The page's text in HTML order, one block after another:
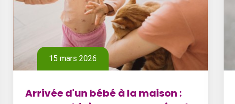
15 mars 2026
Arrivée d'un bébé à la maison :